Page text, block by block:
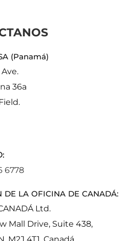
(Panamá)
36a
6778
DE LA OFICINA DE CANADÁ:
Ltd.
Mall Drive, Suite 438,